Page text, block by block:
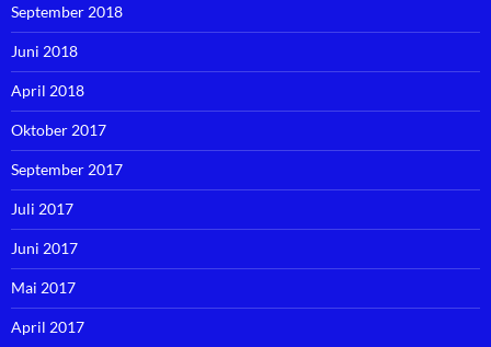
September 2018
Juni 2018
April 2018
Oktober 2017
September 2017
Juli 2017
Juni 2017
Mai 2017
April 2017